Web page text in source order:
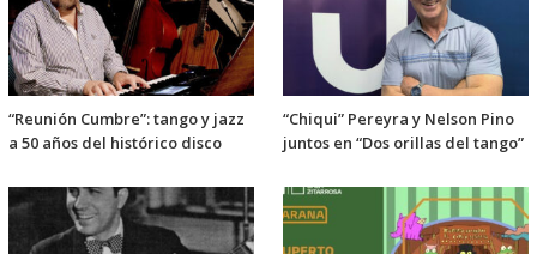
“Reunión Cumbre”: tango y jazz
a 50 años del histórico disco
“Chiqui” Pereyra y Nelson Pino
juntos en “Dos orillas del tango”